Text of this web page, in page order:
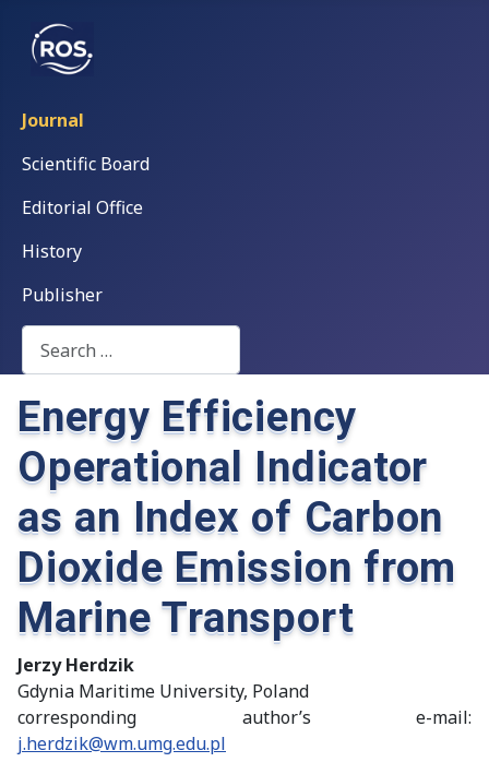
Journal
Scientific Board
Editorial Office
History
Publisher
Search
Energy Efficiency
Operational Indicator
as an Index of Carbon
Dioxide Emission from
Marine Transport
Jerzy Herdzik
Gdynia Maritime University, Poland
corresponding author’s e-mail:
j.herdzik@wm.umg.edu.pl